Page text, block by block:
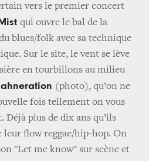
vers le premier concert
qui ouvre le bal de la
blues/folk avec sa technique
Sur le site, le vent se lève
en tourbillons au milieu
(photo), qu’on ne
fois tellement on vous
Déjà plus de dix ans qu’ils
leur flow reggae/hip-hop. On
"Let me know" sur scène et